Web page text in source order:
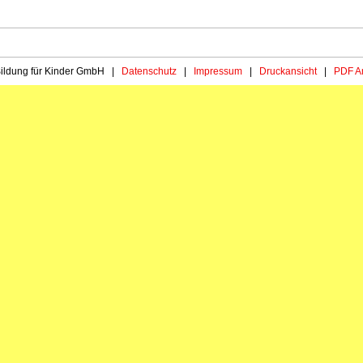
für Kinder GmbH | Datenschutz Impressum Druckansicht| PDF